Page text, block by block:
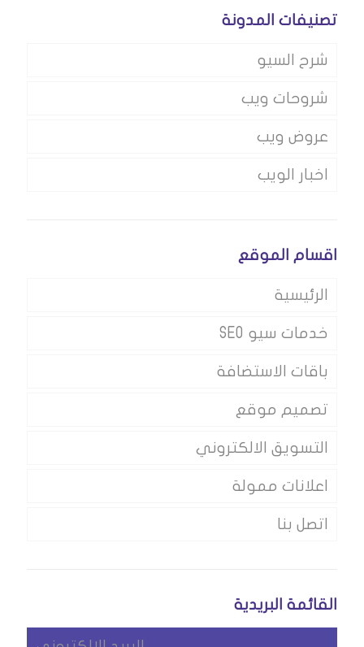
تصنيفات المدونة
شرح السيو
شروحات ويب
عروض ويب
اخبار الويب
اقسام الموقع
الرئيسية
خدمات سيو SEO
باقات الاستضافة
تصميم موقع
التسويق الالكتروني
اعلانات ممولة
اتصل بنا
القائمة البريدية